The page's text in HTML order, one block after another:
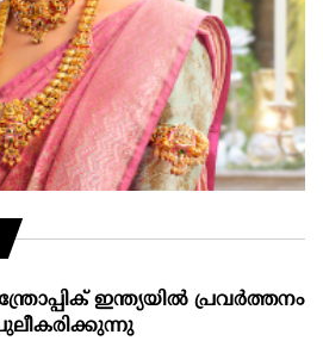
ഇന്ത്യയില്‍ പ്രവര്‍ത്തനം